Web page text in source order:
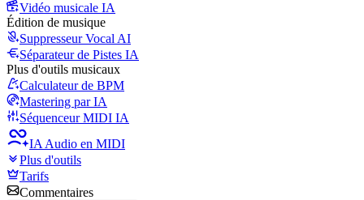
Vidéo musicale IA
Édition de musique
Suppresseur Vocal AI
Séparateur de Pistes IA
Plus d'outils musicaux
Calculateur de BPM
Mastering par IA
Séquenceur MIDI IA
IA Audio en MIDI
Plus d'outils
Tarifs
Commentaires